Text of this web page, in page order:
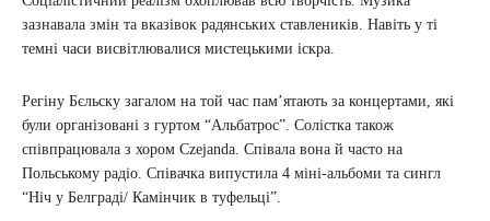
зазнавала змін та вказівок радянських ставлеників. Навіть у ті
темні часи висвітлювалися мистецькими іскра.
Регіну Бєльску загалом на той час пам’ятають за концертами, які
були організовані з гуртом “Альбатрос”. Солістка також
співпрацювала з хором Czejanda. Співала вона й часто на
Польському радіо. Співачка випустила 4 міні-альбоми та сингл
“Ніч у Белграді/ Камінчик в туфельці”.